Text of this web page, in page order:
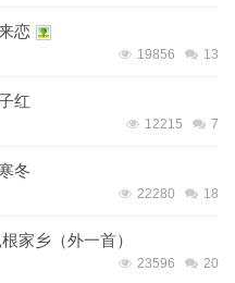
恋
19856 13
红
12215 7
冬
22280 18
家乡（外一首）
23596 20